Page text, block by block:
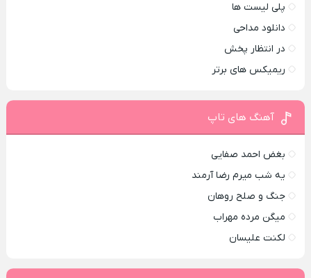
پلی لیست ها
دانلود مداحی
در انتظار پخش
ریمیکس های برتر
آهنگ های تاپ
بغض احمد صفایی
یه شب میرم رضا آرمند
جنگ و صلح روهان
میگن مرده مهراب
لکنت علیسان